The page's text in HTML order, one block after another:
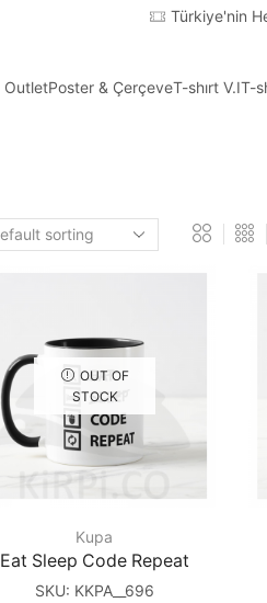
Türkiye'nin
OutletPoster & ÇerçeveT-shırt V.IT-
OUT OF
STOCK
Kupa
Eat Sleep Code Repeat
SKU: KKPA__696